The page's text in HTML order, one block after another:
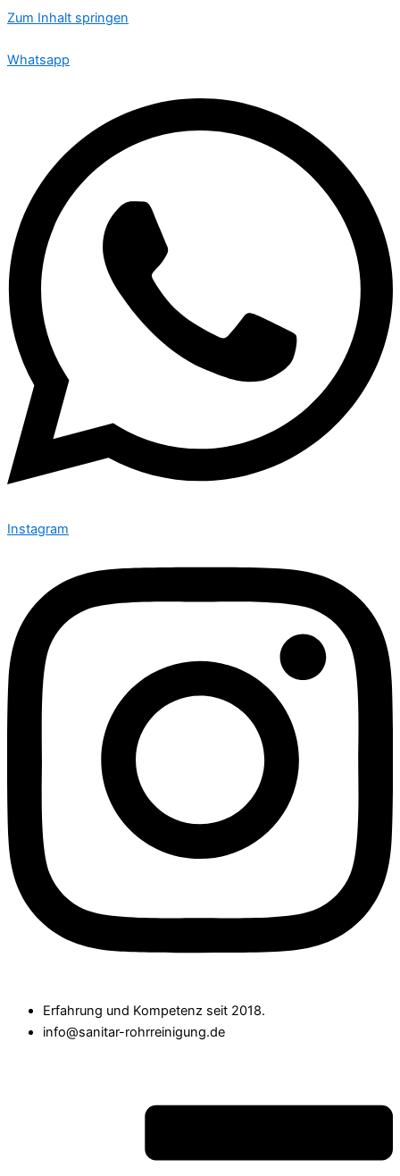
Zum Inhalt springen
Whatsapp
Instagram
Erfahrung und Kompetenz seit 2018.
info@sanitar-rohrreinigung.de